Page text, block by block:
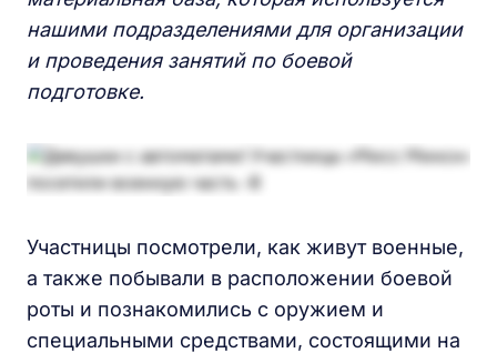
нашими подразделениями для организации
и проведения занятий по боевой
подготовке.
Участницы посмотрели, как живут военные,
а также побывали в расположении боевой
роты и познакомились с оружием и
специальными средствами, состоящими на